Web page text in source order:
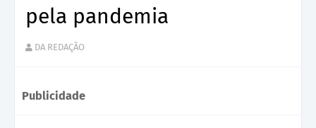
pela pandemia
DA REDAÇÃO
Publicidade